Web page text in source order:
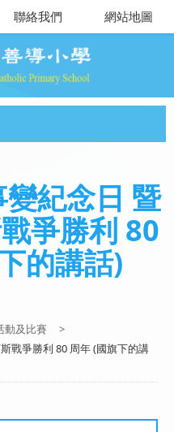
聯絡我們 網站地圖
變紀念日 暨
爭勝利 80
的講話)
動及比賽
>
戰爭勝利 80 周年 (國旗下的講